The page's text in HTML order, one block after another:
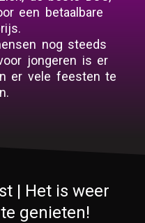
een betaalbare
nog steeds
jongeren is er
er vele feesten te
| Het is weer
genieten!